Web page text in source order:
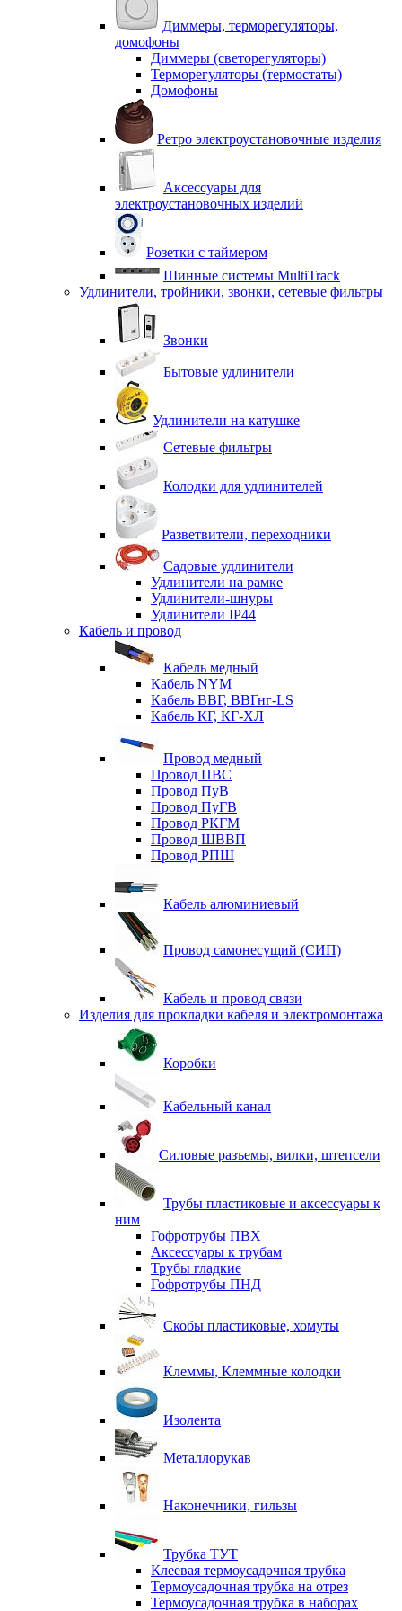
Диммеры, терморегуляторы,
домофоны
Диммеры (светорегуляторы)
Терморегуляторы (термостаты)
Домофоны
Ретро электроустановочные изделия
Аксессуары для
электроустановочных изделий
Розетки с таймером
Шинные системы MultiTrack
Удлинители, тройники, звонки, сетевые фильтры
Звонки
Бытовые удлинители
Удлинители на катушке
Сетевые фильтры
Колодки для удлинителей
Разветвители, переходники
Садовые удлинители
Удлинители на рамке
Удлинители-шнуры
Удлинители IP44
Кабель и провод
Кабель медный
Кабель NYM
Кабель ВВГ, ВВГнг-LS
Кабель КГ, КГ-ХЛ
Провод медный
Провод ПВС
Провод ПуВ
Провод ПуГВ
Провод РКГМ
Провод ШВВП
Провод РПШ
Кабель алюминиевый
Провод самонесущий (СИП)
Кабель и провод связи
Изделия для прокладки кабеля и электромонтажа
Коробки
Кабельный канал
Силовые разъемы, вилки, штепсели
Трубы пластиковые и аксессуары к
ним
Гофротрубы ПВХ
Аксессуары к трубам
Трубы гладкие
Гофротрубы ПНД
Скобы пластиковые, хомуты
Клеммы, Клеммные колодки
Изолента
Металлорукав
Наконечники, гильзы
Трубка ТУТ
Клеевая термоусадочная трубка
Термоусадочная трубка на отрез
Термоусадочная трубка в наборах